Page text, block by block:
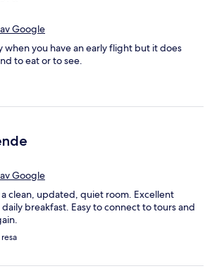
Google
when you have an early flight but it does
to eat or to see.
Google
clean, updated, quiet room. Excellent
breakfast. Easy to connect to tours and